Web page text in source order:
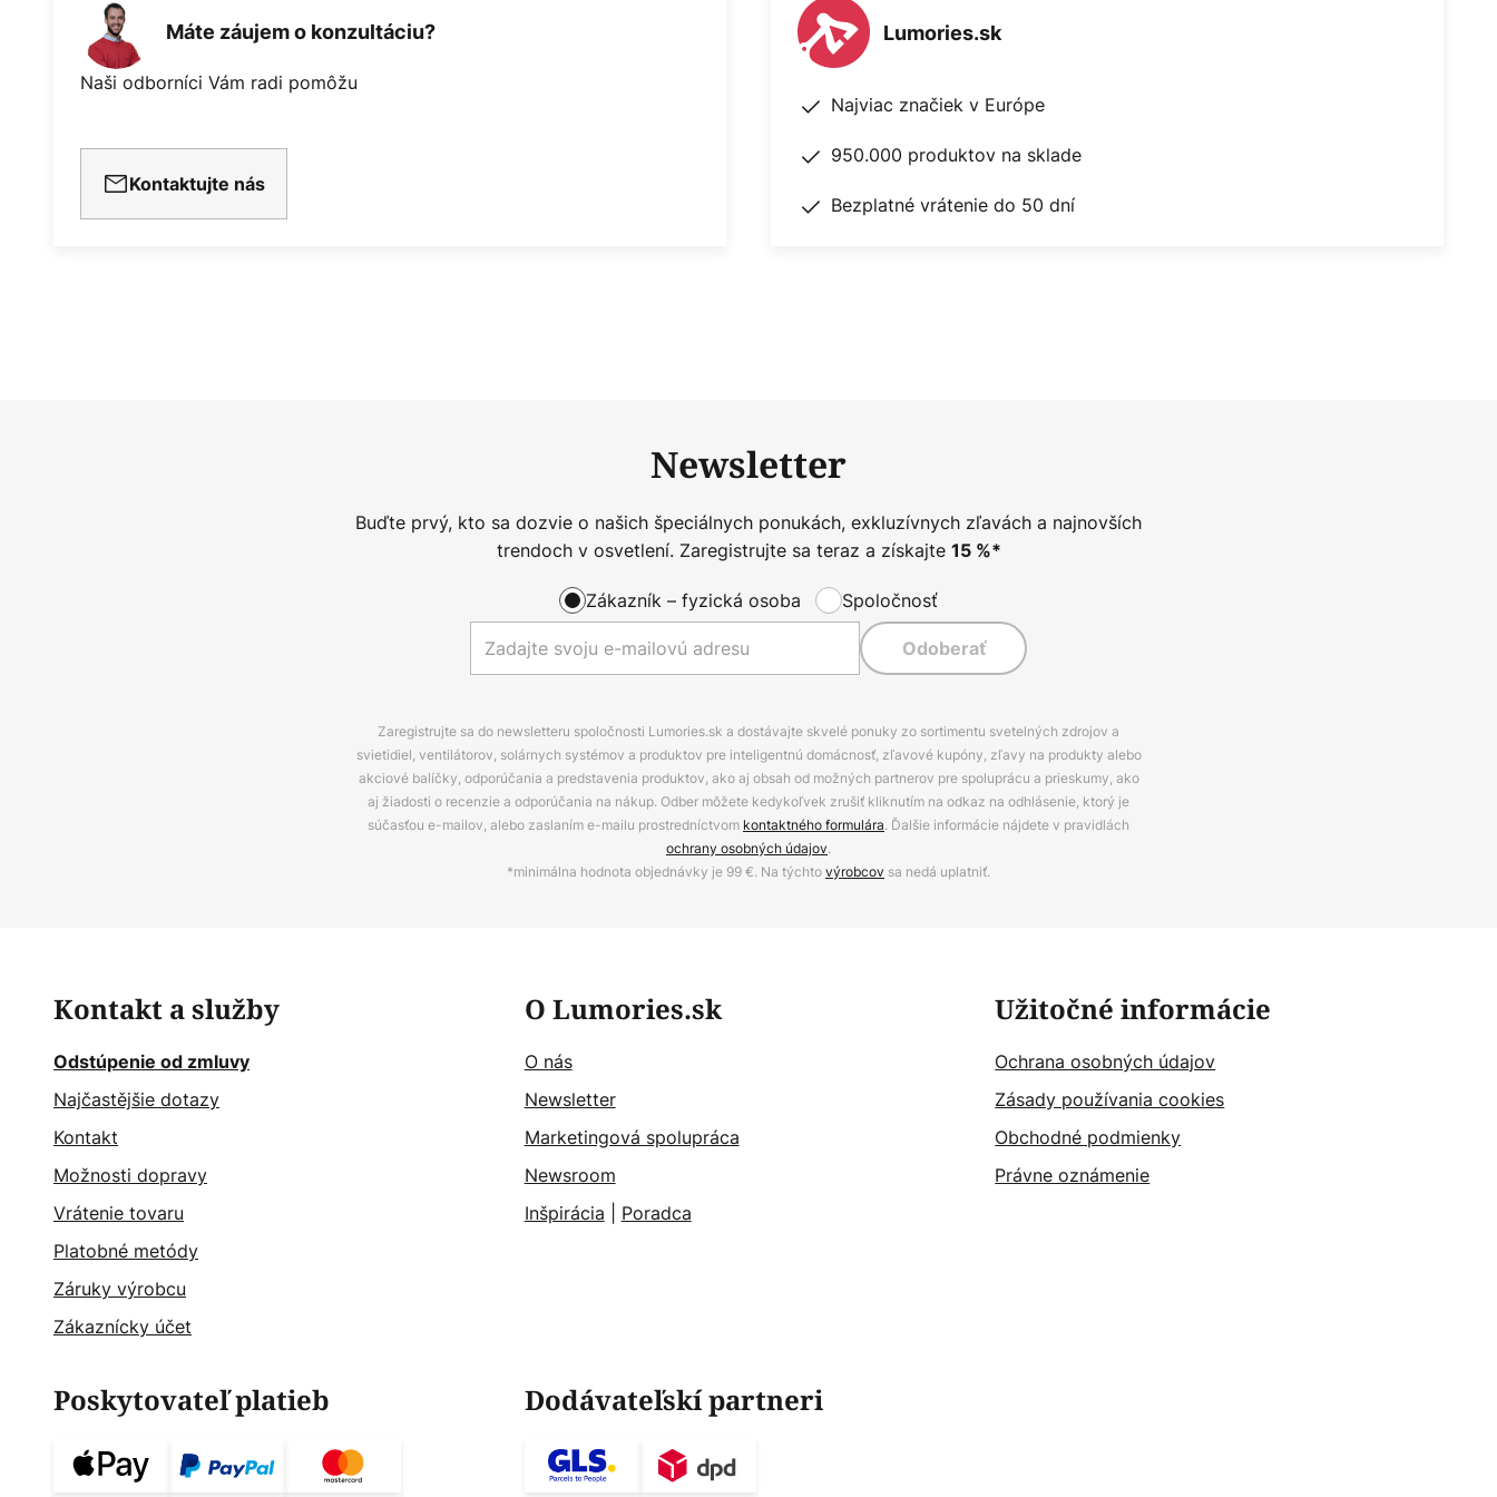
Máte záujem o konzultáciu?
Naši odborníci Vám radi pomôžu
Kontaktujte nás
Lumories.sk
Najviac značiek v Európe
950.000 produktov na sklade
Bezplatné vrátenie do 50 dní
Newsletter
Buďte prvý, kto sa dozvie o našich špeciálnych ponukách, exkluzívnych zľavách a najnovších
trendoch v osvetlení. Zaregistrujte sa teraz a získajte 15%*
Zákazník – fyzická osoba Spoločnosť
Odoberať
Zaregistrujte sa do newsletteru spoločnosti Lumories.sk a dostávajte skvelé ponuky zo sortimentu svetelných zdrojov a
svietidiel, ventilátorov, solárnych systémov a produktov pre inteligentnú domácnosť, zľavové kupóny, zľavy na produkty alebo
akciové balíčky, odporúčania a predstavenia produktov, ako aj obsah od možných partnerov pre spoluprácu a prieskumy, ako
aj žiadosti o recenzie a odporúčania na nákup. Odber môžete kedykoľvek zrušiť kliknutím na odkaz na odhlásenie, ktorý je
súčasťou e-mailov, alebo zaslaním e-mailu prostredníctvom kontaktného formulára. Ďalšie informácie nájdete v pravidlách
ochrany osobných údajov.
*minimálna hodnota objednávky je 99 €. Na týchtovýrobcov sa nedá uplatniť.
Kontakt a služby
Odstúpenie od zmluvy
Najčastějšie dotazy
Kontakt
Možnosti dopravy
Vrátenie tovaru
Platobné metódy
Záruky výrobcu
Zákaznícky účet
O Lumories.sk
O nás
Newsletter
Marketingová spolupráca
Newsroom
Inšpirácia
Poradca
Užitočné informácie
Ochrana osobných údajov
Zásady používania cookies
Obchodné podmienky
Právne oznámenie
Poskytovateľ platieb Dodávateľskí partneri